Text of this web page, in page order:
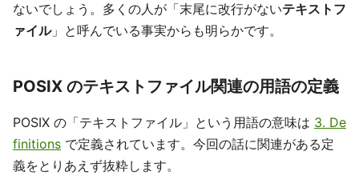
ないでしょう。多くの人が「末尾に改行がないテキストフ
ァイル」と呼んでいる事実からも明らかです。
POSIX のテキストファイル関連の用語の定義
POSIX の「テキストファイル」という用語の意味は 3. De
finitions で定義されています。今回の話に関連がある定
義をとりあえず抜粋します。